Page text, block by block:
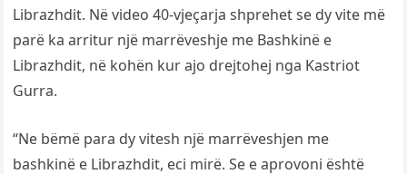
Librazhdit. Në video 40-vjeçarja shprehet se dy vite më
parë ka arritur një marrëveshje me Bashkinë e
Librazhdit, në kohën kur ajo drejtohej nga Kastriot
Gurra.
“Ne bëmë para dy vitesh një marrëveshjen me
bashkinë e Librazhdit, eci mirë. Se e aprovoni është